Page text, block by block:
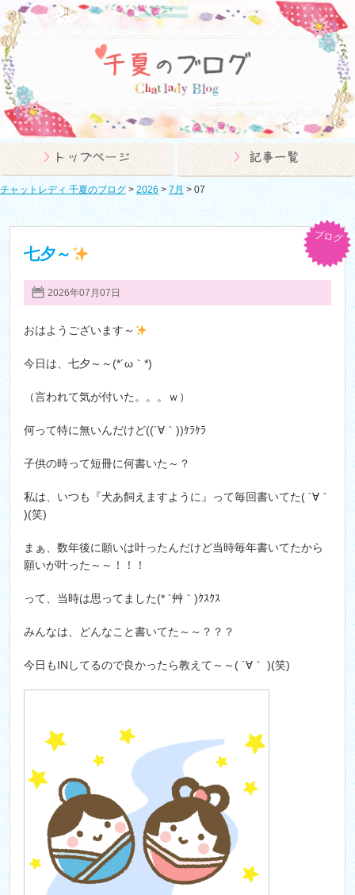
チャットレディ 千夏のブログ > 2026 > 7月 > 07
七夕～
2026年07月07日
ブログ
おはようございます～
今日は、七夕～～(*´ω｀*)
（言われて気が付いた。。。ｗ）
何って特に無いんだけど((´∀｀))ｹﾗｹﾗ
子供の時って短冊に何書いた～？
私は、いつも『犬あ飼えますように』って毎回書いてた( ´∀｀
)(笑)
まぁ、数年後に願いは叶ったんだけど当時毎年書いてたから
願いが叶った～～！！！
って、当時は思ってました(* ´艸｀)ｸｽｸｽ
みんなは、どんなこと書いてた～～？？？
今日もINしてるので良かったら教えて～～( ´∀｀ )(笑)